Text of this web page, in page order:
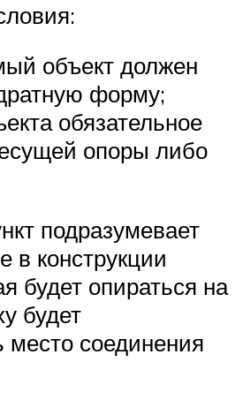
объект должен
форму;
обязательное
опоры либо
подразумевает
в конструкции
будет опираться на
будет
место соединения